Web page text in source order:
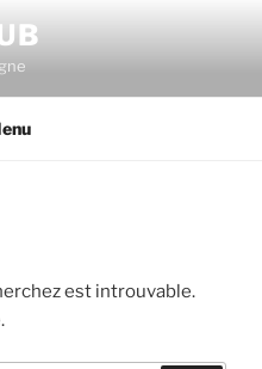
est introuvable.